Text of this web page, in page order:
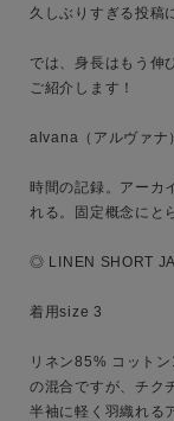
久しぶりすぎる投稿
では、身長はもう伸
ご紹介します！
alvana（アルヴァナ
時間の記録。アーカ
れる。固定概念にと
◎ LINEN SHORT
着用size 3
リネン85% コット
の混合ですが、チク
半袖に軽く羽織れる